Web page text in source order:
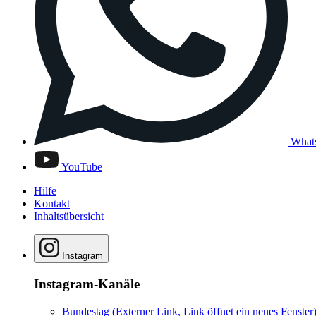
YouTube
Hilfe
Kontakt
Inhaltsübersicht
Instagram
Instagram-Kanäle
Bundestag (Externer Link, Link öffnet ein neues Fenster)